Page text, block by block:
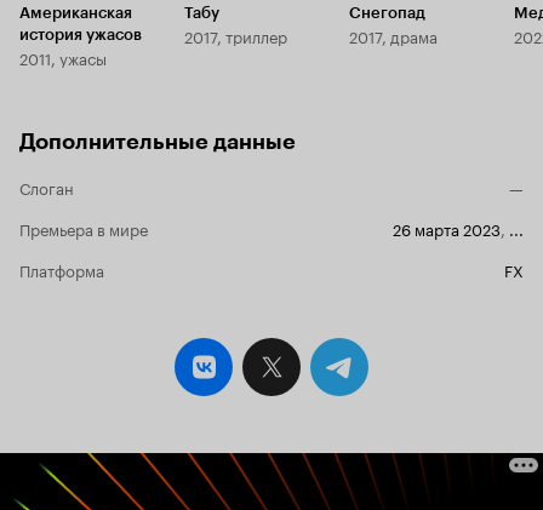
Американская
история ужасов
2011, ужасы
Табу
2017, триллер
Снегопад
2017, драма
Дополнительные данные
Слоган
—
Премьера в мире
26 марта 2023
Платформа
FX